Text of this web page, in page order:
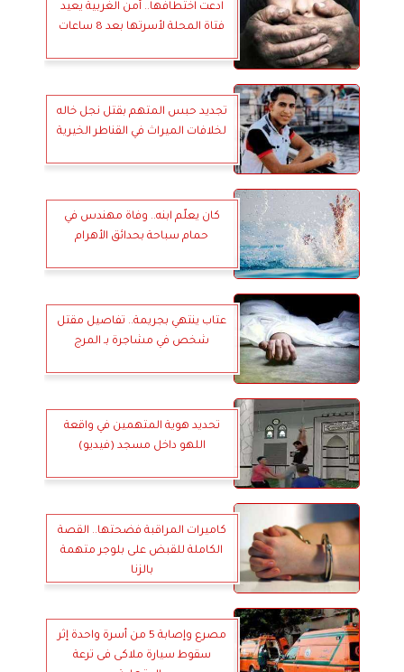
ادعت اختطافها.. أمن الغربية يعيد
فتاة المحلة لأسرتها بعد 8 ساعات
تجديد حبس المتهم بقتل نجل خاله
لخلافات الميراث في القناطر الخيرية
كان يعلّم ابنه.. وفاة مهندس في
حمام سباحة بحدائق الأهرام
عتاب ينتهي بجريمة.. تفاصيل مقتل
شخص في مشاجرة بـ المرج
تحديد هوية المتهمين في واقعة
اللهو داخل مسجد (فيديو)
كاميرات المراقبة فضحتها.. القصة
الكاملة للقبض على بلوجر متهمة
بالزنا
مصرع وإصابة 5 من أسرة واحدة إثر
سقوط سيارة ملاكى فى ترعة